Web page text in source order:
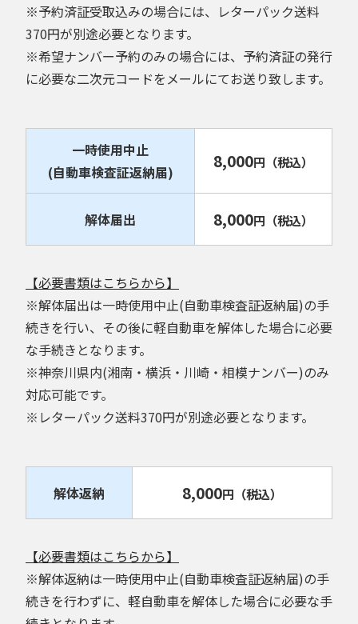
※予約済証受取込みの場合には、レターパック送料
370円が別途必要となります。
※希望ナンバー予約のみの場合には、予約済証の発行
に必要な二次元コードをメールにてお送り致します。
一時使用中止
(自動車検査証返納届)
8,000円 （税込）
解体届出 8,000円 （税込）
【必要書類はこちらから】
※解体届出は一時使用中止(自動車検査証返納届)の手
続きを行い、その後に軽自動車を解体した場合に必要
な手続きとなります。
※神奈川県内(湘南・横浜・川崎・相模ナンバー)のみ
対応可能です。
※レターパック送料370円が別途必要となります。
解体返納 8,000円 （税込）
【必要書類はこちらから】
※解体返納は一時使用中止(自動車検査証返納届)の手
続きを行わずに、軽自動車を解体した場合に必要な手